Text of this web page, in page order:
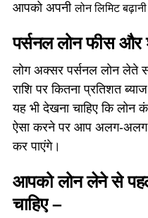
आपको अपनीलोनलिमिट
पर्सनल लोन फीस
लोग अक्सर पर्सनल लोन लेते
राशि पर कितना प्रतिशत
यह भी देखना चाहिए कि लोन
ऐसा करने पर आप अलग-
कर पाएंगे।
आपको लोन लेने से
चाहिए –